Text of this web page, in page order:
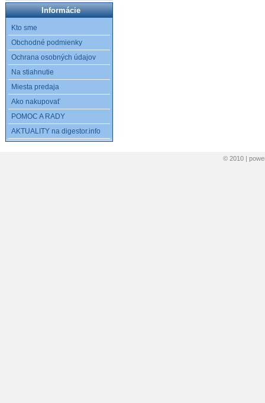
Informácie
Kto sme
Obchodné podmienky
Ochrana osobných údajov
Na stiahnutie
Miesta predaja
Ako nakupovať
POMOC A RADY
AKTUALITY na digestor.info
© 2010 |